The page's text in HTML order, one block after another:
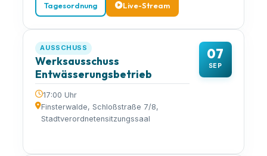
Tagesordnung Live-Stream
07
SEP
AUSSCHUSS
Werksausschuss
Entwässerungsbetrieb
17:00 Uhr
Finsterwalde, Schloßstraße 7/8,
Stadtverordnetensitzungssaal